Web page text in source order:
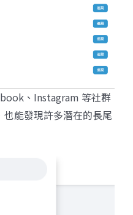
、Instagram 等社群
能發現許多潛在的長尾